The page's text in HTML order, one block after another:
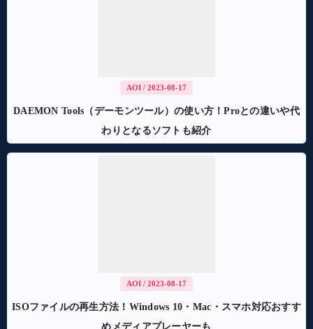
AOI / 2023-08-17
DAEMON Tools（デーモンツール）の使い方！Proとの違いや代
わりとなるソフトも紹介
AOI / 2023-08-17
ISOファイルの再生方法！Windows 10・Mac・スマホ対応おすす
めメディアプレーヤーも